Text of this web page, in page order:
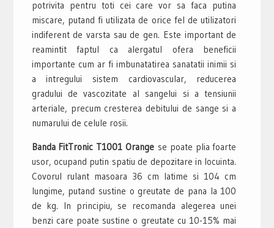
potrivita pentru toti cei care vor sa faca putina
miscare, putand fi utilizata de orice fel de utilizatori
indiferent de varsta sau de gen. Este important de
reamintit faptul ca alergatul ofera beneficii
importante cum ar fi imbunatatirea sanatatii inimii si
a intregului sistem cardiovascular, reducerea
gradului de vascozitate al sangelui si a tensiunii
arteriale, precum cresterea debitului de sange si a
numarului de celule rosii.
Banda FitTronic T1001 Orange se poate plia foarte
usor, ocupand putin spatiu de depozitare in locuinta.
Covorul rulant masoara 36 cm latime si 104 cm
lungime, putand sustine o greutate de pana la 100
de kg. In principiu, se recomanda alegerea unei
benzi care poate sustine o greutate cu 10-15% mai